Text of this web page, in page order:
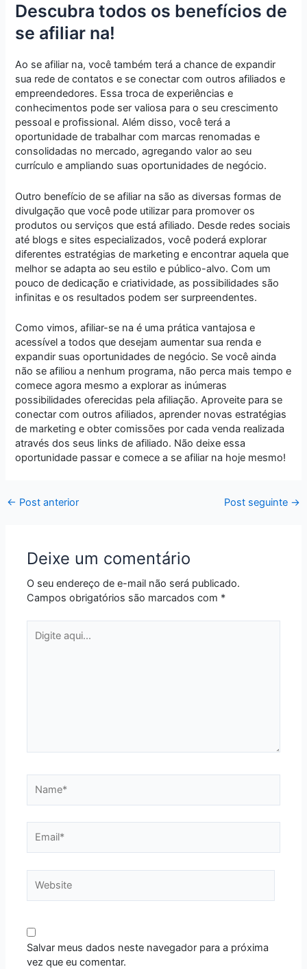
Descubra todos os benefícios de
se afiliar na!
Ao se afiliar na, você também terá a chance de expandir
sua rede de contatos e se conectar com outros afiliados e
empreendedores. Essa troca de experiências e
conhecimentos pode ser valiosa para o seu crescimento
pessoal e profissional. Além disso, você terá a
oportunidade de trabalhar com marcas renomadas e
consolidadas no mercado, agregando valor ao seu
currículo e ampliando suas oportunidades de negócio.
Outro benefício de se afiliar na são as diversas formas de
divulgação que você pode utilizar para promover os
produtos ou serviços que está afiliado. Desde redes sociais
até blogs e sites especializados, você poderá explorar
diferentes estratégias de marketing e encontrar aquela que
melhor se adapta ao seu estilo e público-alvo. Com um
pouco de dedicação e criatividade, as possibilidades são
infinitas e os resultados podem ser surpreendentes.
Como vimos, afiliar-se na é uma prática vantajosa e
acessível a todos que desejam aumentar sua renda e
expandir suas oportunidades de negócio. Se você ainda
não se afiliou a nenhum programa, não perca mais tempo e
comece agora mesmo a explorar as inúmeras
possibilidades oferecidas pela afiliação. Aproveite para se
conectar com outros afiliados, aprender novas estratégias
de marketing e obter comissões por cada venda realizada
através dos seus links de afiliado. Não deixe essa
oportunidade passar e comece a se afiliar na hoje mesmo!
← Post anterior Post seguinte →
Deixe um comentário
O seu endereço de e-mail não será publicado.
Campos obrigatórios são marcados com *
aqui...
Salvar meus dados neste navegador para a próxima
vez que eu comentar.